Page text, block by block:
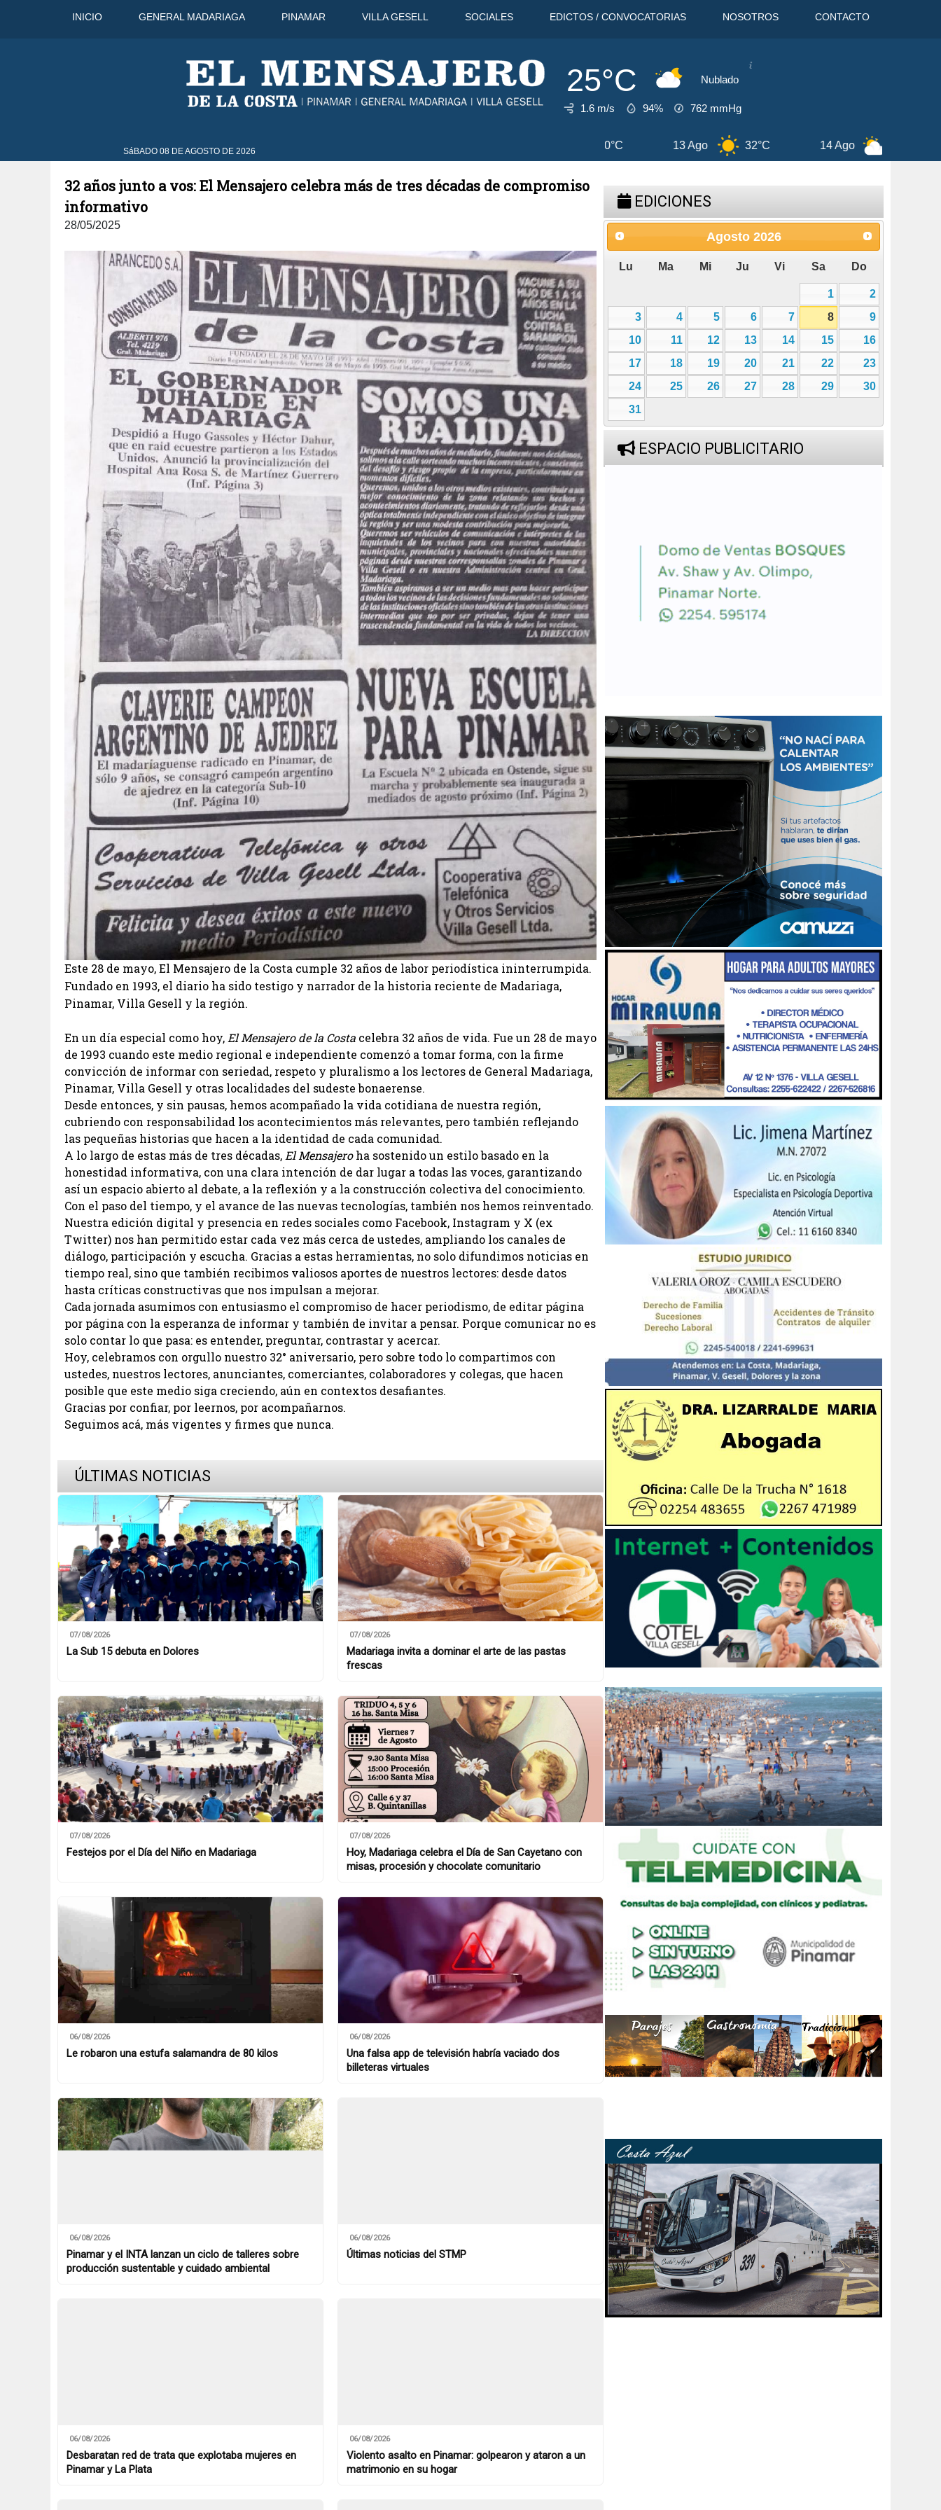
INICIO GENERAL MADARIAGA PINAMAR VILLA GESELL SOCIALES EDICTOS / CONVOCATORIAS NOSOTROS CONTACTO
25°C Nublado
1.6 m/s 94% 762 mmHg
SáBADO 08 DE AGOSTO DE 2026
30°C 11 Ago 30°C 31°C
32 años junto a vos: El Mensajero celebra más de tres décadas de compromiso
informativo
28/05/2025
Este 28 de mayo, El Mensajero de la Costa cumple 32 años de labor periodística ininterrumpida.
Fundado en 1993, el diario ha sido testigo y narrador de la historia reciente de Madariaga,
Pinamar, Villa Gesell y la región.
En un día especial como hoy,El Mensajero de la Costa celebra 32 años de vida. Fue un 28 de mayo
de 1993 cuando este medio regional e independiente comenzó a tomar forma, con la firme
convicción de informar con seriedad, respeto y pluralismo a los lectores de General Madariaga,
Pinamar, Villa Gesell y otras localidades del sudeste bonaerense.
Desde entonces, y sin pausas, hemos acompañado la vida cotidiana de nuestra región,
cubriendo con responsabilidad los acontecimientos más relevantes, pero también reflejando
las pequeñas historias que hacen a la identidad de cada comunidad.
A lo largo de estas más de tres décadas,El Mensajeroha sostenido un estilo basado en la
honestidad informativa, con una clara intención de dar lugar a todas las voces, garantizando
así un espacio abierto al debate, a la reflexión y a la construcción colectiva del conocimiento.
Con el paso del tiempo, y el avance de las nuevas tecnologías, también nos hemos reinventado.
Nuestra edición digital y presencia en redes sociales como Facebook, Instagram y X (ex
Twitter) nos han permitido estar cada vez más cerca de ustedes, ampliando los canales de
diálogo, participación y escucha. Gracias a estas herramientas, no solo difundimos noticias en
tiempo real, sino que también recibimos valiosos aportes de nuestros lectores: desde datos
hasta críticas constructivas que nos impulsan a mejorar.
Cada jornada asumimos con entusiasmo el compromiso de hacer periodismo, de editar página
por página con la esperanza de informar y también de invitar a pensar. Porque comunicar no es
solo contar lo que pasa: es entender, preguntar, contrastar y acercar.
Hoy, celebramos con orgullo nuestro 32° aniversario, pero sobre todo lo compartimos con
ustedes, nuestros lectores, anunciantes, comerciantes, colaboradores y colegas, que hacen
posible que este medio siga creciendo, aún en contextos desafiantes.
Gracias por confiar, por leernos, por acompañarnos.
Seguimos acá, más vigentes y firmes que nunca.
ÚLTIMAS NOTICIAS
07/08/2026
La Sub 15 debuta en Dolores
07/08/2026
Madariaga invita a dominar el arte de las pastas
frescas
07/08/2026
Festejos por el Día del Niño en Madariaga
07/08/2026
Hoy, Madariaga celebra el Día de San Cayetano con
misas, procesión y chocolate comunitario
06/08/2026
Le robaron una estufa salamandra de 80 kilos
06/08/2026
Una falsa app de televisión habría vaciado dos
billeteras virtuales
06/08/2026
Pinamar y el INTA lanzan un ciclo de talleres sobre
producción sustentable y cuidado ambiental
06/08/2026
Últimas noticias del STMP
06/08/2026
Desbaratan red de trata que explotaba mujeres en
Pinamar y La Plata
06/08/2026
Violento asalto en Pinamar: golpearon y ataron a un
matrimonio en su hogar
EDICIONES
Agosto 2026
Lu Ma Mi Ju Vi Sa Do
1
2
3
4 5 6 7 8
9
10
11 12 13 14 15
16
17
18 19 20 21 22
23
24
25 26 27 28 29
30
31
ESPACIO PUBLICITARIO